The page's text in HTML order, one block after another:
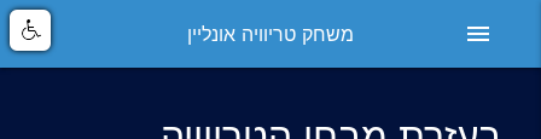
menu משחק טריוויה אונליין